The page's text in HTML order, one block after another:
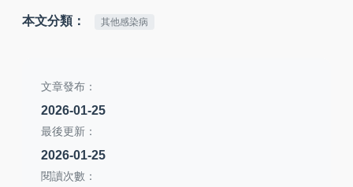
本文分類： 其他感染病
文章發布：
2026-01-25
最後更新：
2026-01-25
閱讀次數：